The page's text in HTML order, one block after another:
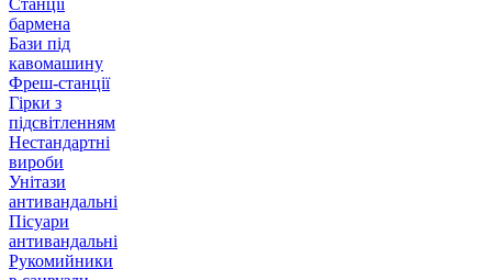
Станції
бармена
Бази під
кавомашину
Фреш-станції
Гірки з
підсвітленням
Нестандартні
вироби
Унітази
антивандальні
Пісуари
антивандальні
Рукомийники